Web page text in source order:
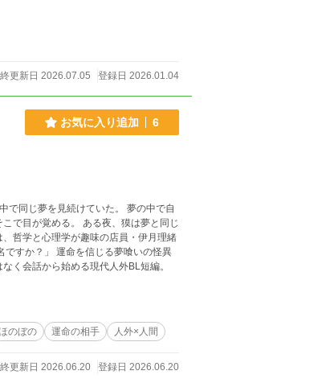
更新日 2026.07.05 登録日 2026.01.04
お気に入り追加 6
で目が覚める。 ある夜、獏は夢と同じ
哲学と心理学が趣味の店員・伊月理緒
く会話から始める現代人外BL短編。
のぼの 運命の相手 人外×人間
更新日 2026.06.20 登録日 2026.06.20